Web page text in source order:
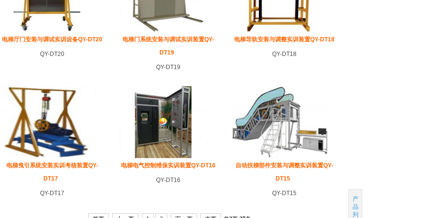
电梯厅门安装与调试实训设备QY-DT20
QY-DT20
电梯门系统安装与调试实训装置QY-
DT19
QY-DT19
电梯导轨安装与调整实训装置QY-DT18
QY-DT18
电梯曳引系统安装实训考核装置QY-
DT17
QY-DT17
电梯电气控制维保实训装置QY-DT16
QY-DT16
自动扶梯部件安装与调整实训装置QY-
DT15
QY-DT15
产
品
列